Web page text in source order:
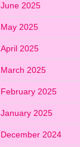
June 2025
May 2025
April 2025
March 2025
February 2025
January 2025
December 2024